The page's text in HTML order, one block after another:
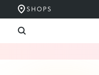
SHOPS